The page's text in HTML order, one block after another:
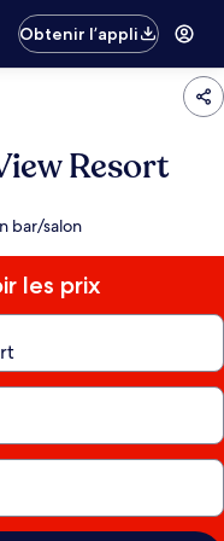
Obtenir l’appli
Resort
bar/salon
les prix